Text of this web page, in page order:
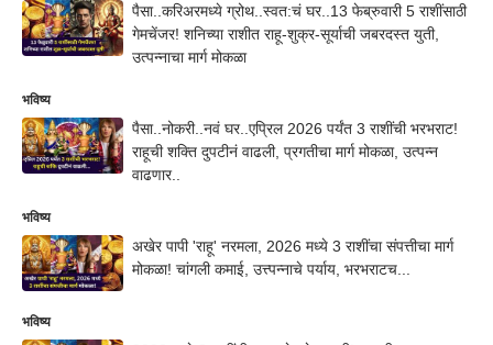
पैसा..करिअरमध्ये ग्रोथ..स्वत:चं घर..13 फेब्रुवारी 5 राशींसाठी
गेमचेंजर! शनिच्या राशीत राहू-शुक्र-सूर्याची जबरदस्त युती,
उत्पन्नाचा मार्ग मोकळा
भविष्य
पैसा..नोकरी..नवं घर..एप्रिल 2026 पर्यंत 3 राशींची भरभराट!
राहूची शक्ति दुपटीनं वाढली, प्रगतीचा मार्ग मोकळा, उत्पन्न
वाढणार..
भविष्य
अखेर पापी 'राहू' नरमला, 2026 मध्ये 3 राशींचा संपत्तीचा मार्ग
मोकळा! चांगली कमाई, उत्त्पन्नाचे पर्याय, भरभराटच...
भविष्य